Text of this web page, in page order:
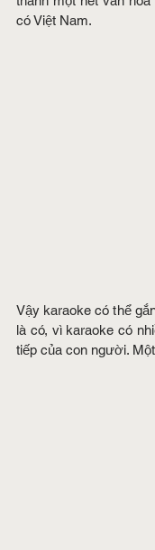
có Việt Nam.
Vậy karaoke có thể
là có, vì karaoke có
tiếp của con người.